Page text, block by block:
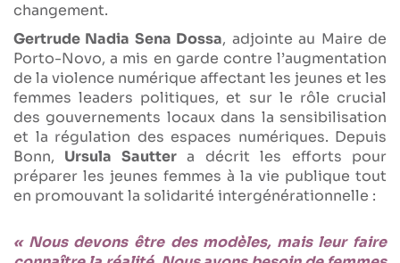
changement.
Gertrude Nadia Sena Dossa, adjointe au Maire de
Porto-Novo, a mis en garde contre l’augmentation
de la violence numérique affectant les jeunes et les
femmes leaders politiques, et sur le rôle crucial
des gouvernements locaux dans la sensibilisation
et la régulation des espaces numériques. Depuis
Bonn, Ursula Sauttera décrit les efforts pour
préparer les jeunes femmes à la vie publique tout
en promouvant la solidarité intergénérationnelle :
« Nous devons être des modèles, mais leur faire